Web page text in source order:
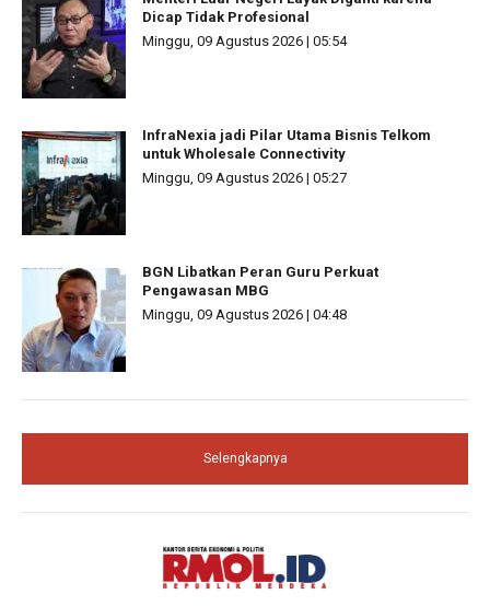
Dicap Tidak Profesional
Minggu, 09 Agustus 2026 | 05:54
InfraNexia jadi Pilar Utama Bisnis Telkom
untuk Wholesale Connectivity
Minggu, 09 Agustus 2026 | 05:27
BGN Libatkan Peran Guru Perkuat
Pengawasan MBG
Minggu, 09 Agustus 2026 | 04:48
Selengkapnya